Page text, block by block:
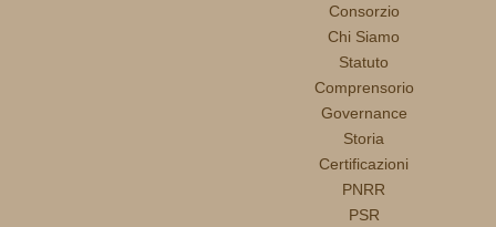
Consorzio
Chi Siamo
Statuto
Comprensorio
Governance
Storia
Certificazioni
PNRR
PSR